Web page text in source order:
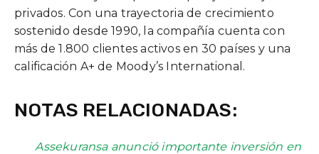
privados. Con una trayectoria de crecimiento
sostenido desde 1990, la compañía cuenta con
más de 1.800 clientes activos en 30 países y una
calificación A+ de Moody’s International.
NOTAS RELACIONADAS:
Assekuransa anunció importante inversión en